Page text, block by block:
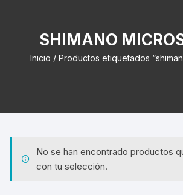
SHIMANO
Inicio / Productos etiquetados
No se han encontrado productos
con tu selección.